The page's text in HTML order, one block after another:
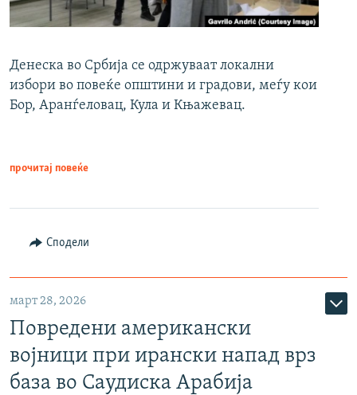
Денеска во Србија се одржуваат локални
избори во повеќе општини и градови, меѓу кои
Бор, Аранѓеловац, Кула и Књажевац.
прочитај повеќе
Сподели
март 28, 2026
Повредени американски
војници при ирански напад врз
база во Саудиска Арабија